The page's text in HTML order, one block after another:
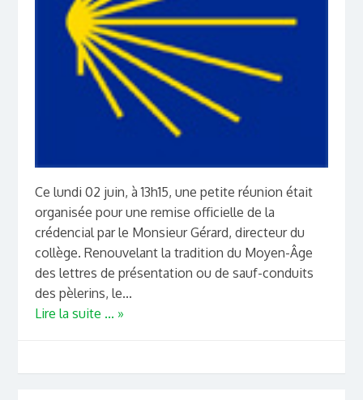
Ce lundi 02 juin, à 13h15, une petite réunion était
organisée pour une remise officielle de la
crédencial par le Monsieur Gérard, directeur du
collège. Renouvelant la tradition du Moyen-Âge
des lettres de présentation ou de sauf-conduits
des pèlerins, le...
Lire la suite ... »